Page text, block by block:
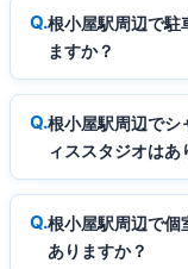
根小屋駅周辺で駐
ますか？
根小屋駅周辺でシ
ィススタジオはあ
根小屋駅周辺で個
ありますか？